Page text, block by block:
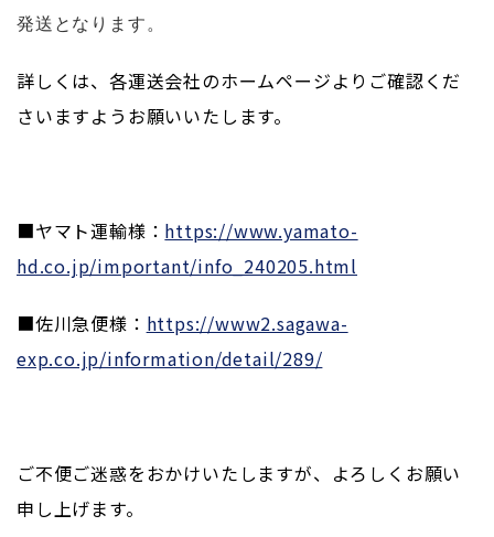
発送となります。
詳しくは、各運送会社のホームページよりご確認くだ
さいますようお願いいたします。
■ヤマト運輸様： https://www.yamato-
hd.co.jp/important/info_240205.html
■佐川急便様： https://www2.sagawa-
exp.co.jp/information/detail/289/
ご不便ご迷惑をおかけいたしますが、よろしくお願い
申し上げます。